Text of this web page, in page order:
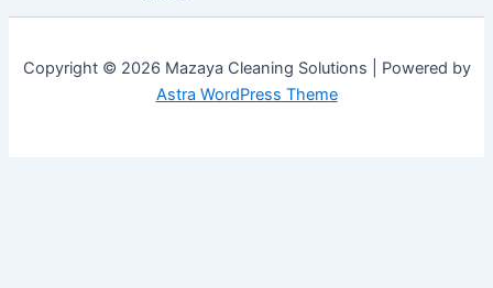
Copyright © 2026 Mazaya Cleaning Solutions | Powered by
Astra WordPress Theme